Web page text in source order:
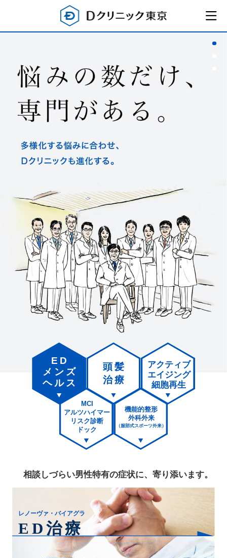
ED
メンズ
ヘルス
頭髪
治療
アクティブ
エイジング
細胞再生
MCI
アルツハイマー
リスク診断
ドック
機能的整形
外科外来
（服部式スポーツ外来）
相談しづらい男性特有の症状に、寄り添います。
レノーヴァ・バイアグラ
ED治療